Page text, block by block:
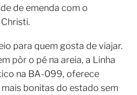
de emenda com o
para quem gosta de viajar.
pôr o pé na areia, a Linha
na BA-099, oferece
bonitas do estado sem